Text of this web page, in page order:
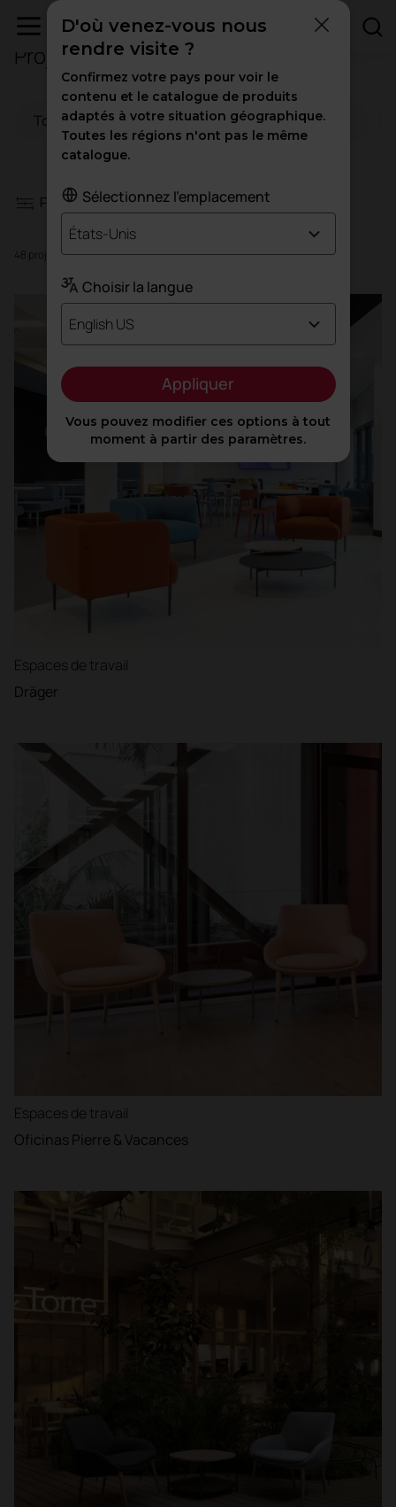
Projets de bureau
Tous Espaces de travail Hospitality
Filtres
Filtres
Espaces de travail
L'éducation
Trafic élevé
48 projets
Espaces de travail
Dräger
Espaces de travail
Oficinas Pierre & Vacances
D'où venez-vous nous
rendre visite ?
Confirmez votre pays pour voir le
contenu et le catalogue de produits
adaptés à votre situation géographique.
Toutes les régions n'ont pas le même
catalogue.
Sélectionnez l'emplacement
États-Unis
Choisir la langue
English US
Appliquer
Vous pouvez modifier ces options à tout
moment à partir des paramètres.